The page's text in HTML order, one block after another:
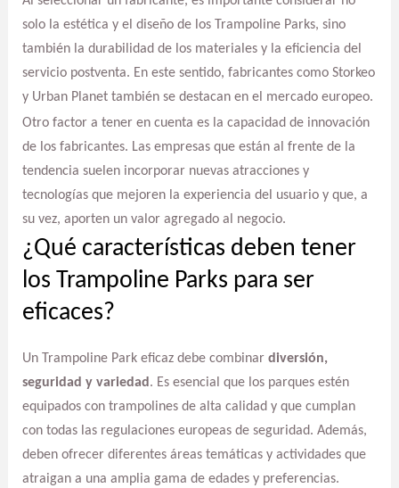
solo la estética y el diseño de los Trampoline Parks, sino
también la durabilidad de los materiales y la eficiencia del
servicio postventa. En este sentido, fabricantes como Storkeo
y Urban Planet también se destacan en el mercado europeo.
Otro factor a tener en cuenta es la capacidad de innovación
de los fabricantes. Las empresas que están al frente de la
tendencia suelen incorporar nuevas atracciones y
tecnologías que mejoren la experiencia del usuario y que, a
su vez, aporten un valor agregado al negocio.
¿Qué características deben tener
los Trampoline Parks para ser
eficaces?
Un Trampoline Park eficaz debe combinar diversión,
seguridad y variedad. Es esencial que los parques estén
equipados con trampolines de alta calidad y que cumplan
con todas las regulaciones europeas de seguridad. Además,
deben ofrecer diferentes áreas temáticas y actividades que
atraigan a una amplia gama de edades y preferencias.